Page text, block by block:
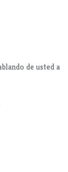
de usted a